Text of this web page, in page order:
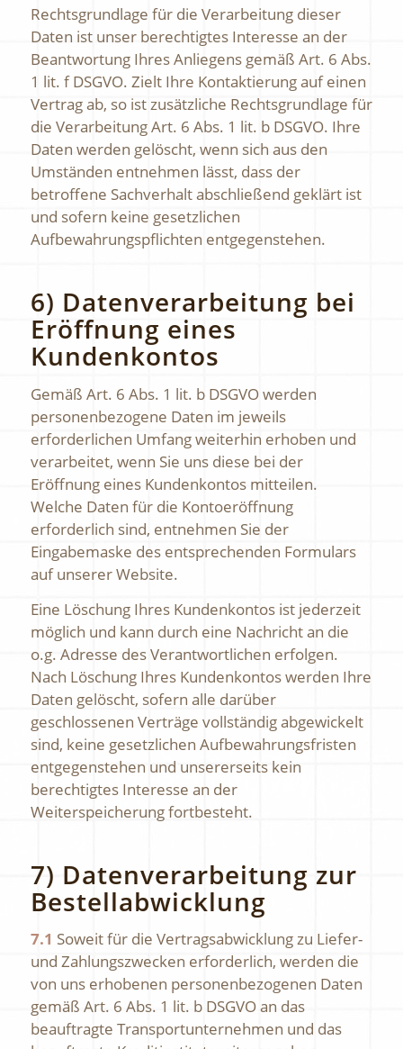
Rechtsgrundlage für die Verarbeitung dieser
Daten ist unser berechtigtes Interesse an der
Beantwortung Ihres Anliegens gemäß Art. 6 Abs.
1 lit. f DSGVO. Zielt Ihre Kontaktierung auf einen
Vertrag ab, so ist zusätzliche Rechtsgrundlage für
die Verarbeitung Art. 6 Abs. 1 lit. b DSGVO. Ihre
Daten werden gelöscht, wenn sich aus den
Umständen entnehmen lässt, dass der
betroffene Sachverhalt abschließend geklärt ist
und sofern keine gesetzlichen
Aufbewahrungspflichten entgegenstehen.
6) Datenverarbeitung bei
Eröffnung eines
Kundenkontos
Gemäß Art. 6 Abs. 1 lit. b DSGVO werden
personenbezogene Daten im jeweils
erforderlichen Umfang weiterhin erhoben und
verarbeitet, wenn Sie uns diese bei der
Eröffnung eines Kundenkontos mitteilen.
Welche Daten für die Kontoeröffnung
erforderlich sind, entnehmen Sie der
Eingabemaske des entsprechenden Formulars
auf unserer Website.
Eine Löschung Ihres Kundenkontos ist jederzeit
möglich und kann durch eine Nachricht an die
o.g. Adresse des Verantwortlichen erfolgen.
Nach Löschung Ihres Kundenkontos werden Ihre
Daten gelöscht, sofern alle darüber
geschlossenen Verträge vollständig abgewickelt
sind, keine gesetzlichen Aufbewahrungsfristen
entgegenstehen und unsererseits kein
berechtigtes Interesse an der
Weiterspeicherung fortbesteht.
7) Datenverarbeitung zur
Bestellabwicklung
7.1 Soweit für die Vertragsabwicklung zu Liefer-
und Zahlungszwecken erforderlich, werden die
von uns erhobenen personenbezogenen Daten
gemäß Art. 6 Abs. 1 lit. b DSGVO an das
beauftragte Transportunternehmen und das